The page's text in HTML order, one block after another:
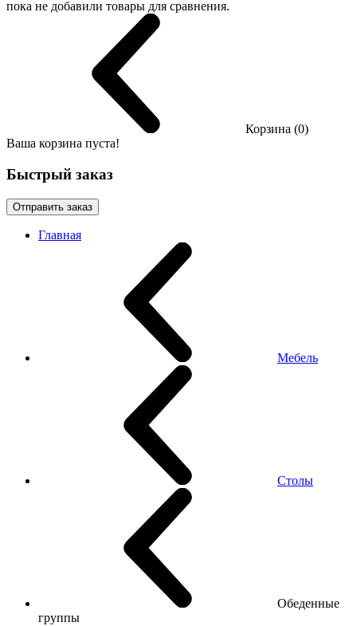
пока не добавили товары для сравнения.
Корзина (0)
Ваша корзина пуста!
Быстрый заказ
Отправить заказ
Главная
Мебель
Столы
Обеденные
группы